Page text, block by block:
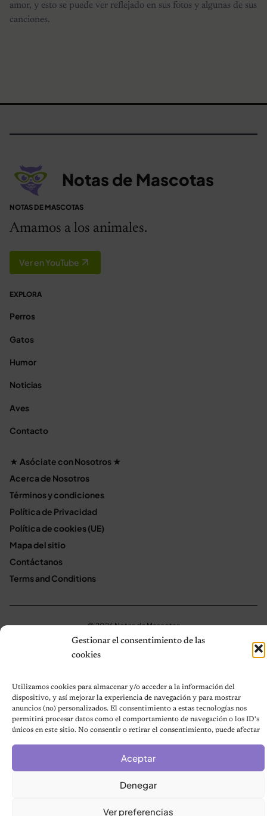
Gestionar el consentimiento de las
cookies
Utilizamos cookies para almacenar y/o acceder a la información del
dispositivo, y así mejorar la experiencia de navegación y para mostrar
anuncios (no) personalizados. El consentimiento a estas tecnologías nos
permitirá procesar datos como el comportamiento de navegación o los ID's
únicos en este sitio. No consentir o retirar el consentimiento, puede afectar
Aceptar
Denegar
Ver preferencias
amor, y esto se puede ver reflejado en sus fotos y algunas de sus
canciones.
Notas de Mascotas
NOTAS DE MASCOTAS
Amamos a los animales.
Ver en YouTube
EXPLORA
Perros
Gatos
Humor
Noticias
Aves
Contacto
★ Asóciate con Nosotros ★
Acerca de Nosotros
Términos y condiciones
Política de Privacidad
Política de cookies (UE)
Mapa del sitio
Contáctanos
Terms and Conditions
© 2026 Notas de Mascotas
Política de privacidad